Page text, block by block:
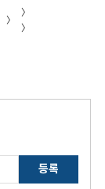
〉
〉
〉
등록